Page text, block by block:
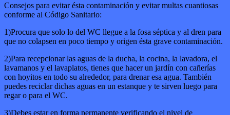
Consejos para evitar ésta contaminación y evitar multas cuantiosas
conforme al Código Sanitario:
1)Procura que solo lo del WC llegue a la fosa séptica y al dren para
que no colapsen en poco tiempo y origen ésta grave contaminación.
2)Para recepcionar las aguas de la ducha, la cocina, la lavadora, el
lavamanos y el lavaplatos, tienes que hacer un jardín con cañerías
con hoyitos en todo su alrededor, para drenar esa agua. También
puedes reciclar dichas aguas en un estanque y te sirven luego para
regar o para el WC.
3)Debes estar en forma permanente verificando el nivel de